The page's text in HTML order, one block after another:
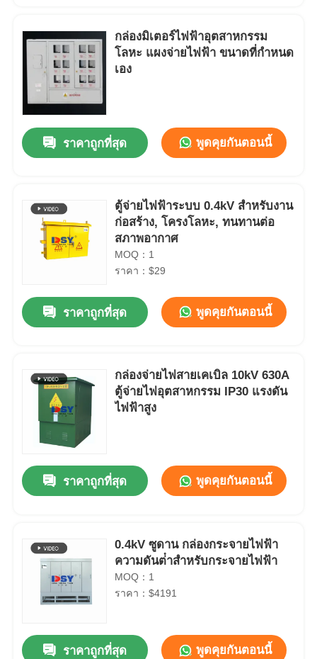
กล่องมิเตอร์ไฟฟ้าอุตสาหกรรม
โลหะ แผงจ่ายไฟฟ้า ขนาดที่กำหนด
เอง
ราคาถูกที่สุด พูดคุยกันตอนนี้
ตู้จ่ายไฟฟ้าระบบ 0.4kV สำหรับงาน
ก่อสร้าง, โครงโลหะ, ทนทานต่อ
สภาพอากาศ
MOQ：1
ราคา：$29
ราคาถูกที่สุด พูดคุยกันตอนนี้
กล่องจ่ายไฟสายเคเบิล 10kV 630A
ตู้จ่ายไฟอุตสาหกรรม IP30 แรงดัน
ไฟฟ้าสูง
ราคาถูกที่สุด พูดคุยกันตอนนี้
0.4kV ซูดาน กล่องกระจายไฟฟ้า
ความดันต่ําสําหรับกระจายไฟฟ้า
MOQ：1
ราคา：$4191
ราคาถูกที่สุด พูดคุยกันตอนนี้